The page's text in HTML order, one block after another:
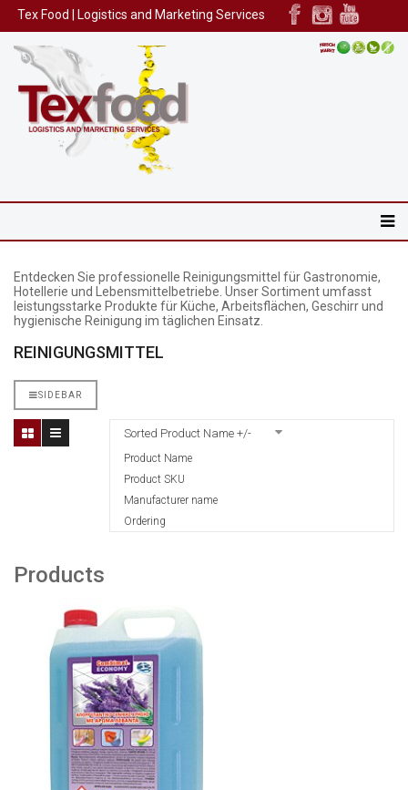
Tex Food | Logistics and Marketing Services
Entdecken Sie professionelle Reinigungsmittel für Gastronomie,
Hotellerie und Lebensmittelbetriebe. Unser Sortiment umfasst
leistungsstarke Produkte für Küche, Arbeitsflächen, Geschirr und
hygienische Reinigung im täglichen Einsatz.
REINIGUNGSMITTEL
SIDEBAR
Sorted Product Name +/-
Product Name
Product SKU
Manufacturer name
Ordering
Products